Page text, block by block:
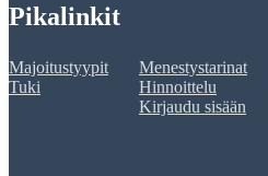
Pikalinkit
Majoitustyypit
Tuki
Menestystarinat
Hinnoittelu
Kirjaudu sisään